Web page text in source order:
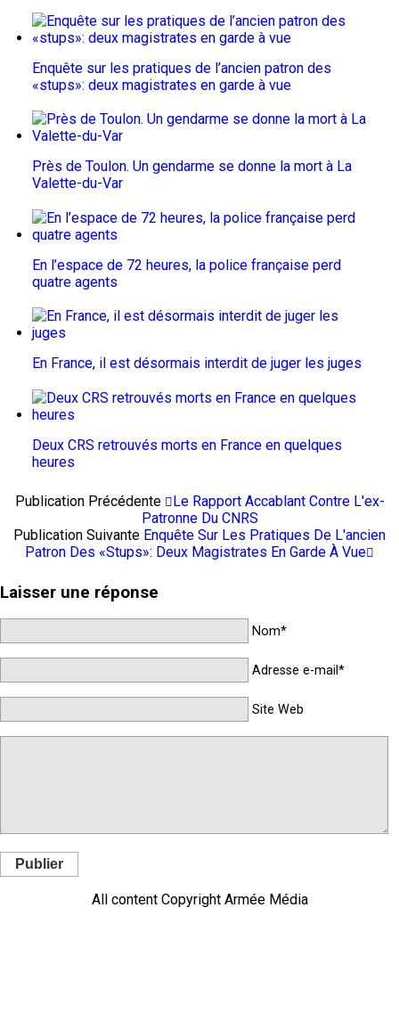
Enquête sur les pratiques de l’ancien patron des
«stups»: deux magistrates en garde à vue
Près de Toulon. Un gendarme se donne la mort à La
Valette-du-Var
En l’espace de 72 heures, la police française perd
quatre agents
En France, il est désormais interdit de juger les juges
Deux CRS retrouvés morts en France en quelques
heures
Publication Précédente
Le Rapport Accablant Contre L'ex-
Patronne Du CNRS
Publication Suivante Enquête Sur Les Pratiques De L'ancien
Patron Des «stups»: Deux Magistrates En Garde À Vue
Laisser une réponse
Nom*
Adresse e-mail*
Site Web
Publier
All content Copyright Armée Média